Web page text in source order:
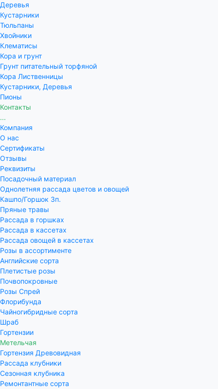
Деревья
Кустарники
Тюльпаны
Хвойники
Клематисы
Кора и грунт
Грунт питательный торфяной
Кора Лиственницы
Кустарники, Деревья
Пионы
Контакты
...
Компания
О нас
Сертификаты
Отзывы
Реквизиты
Посадочный материал
Однолетняя рассада цветов и овощей
Кашпо/Горшок 3п.
Пряные травы
Рассада в горшках
Рассада в кассетах
Рассада овощей в кассетах
Розы в ассортименте
Английские сорта
Плетистые розы
Почвопокровные
Розы Спрей
Флорибунда
Чайногибридные сорта
Шраб
Гортензии
Метельчая
Гортензия Древовидная
Рассада клубники
Сезонная клубника
Ремонтантные сорта